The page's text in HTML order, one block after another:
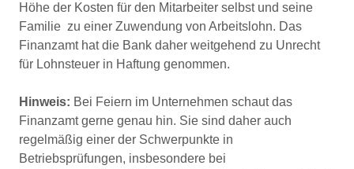
Höhe der Kosten für den Mitarbeiter selbst und seine
Familie zu einer Zuwendung von Arbeitslohn. Das
Finanzamt hat die Bank daher weitgehend zu Unrecht
für Lohnsteuer in Haftung genommen.
Hinweis: Bei Feiern im Unternehmen schaut das
Finanzamt gerne genau hin. Sie sind daher auch
regelmäßig einer der Schwerpunkte in
Betriebsprüfungen, insbesondere bei